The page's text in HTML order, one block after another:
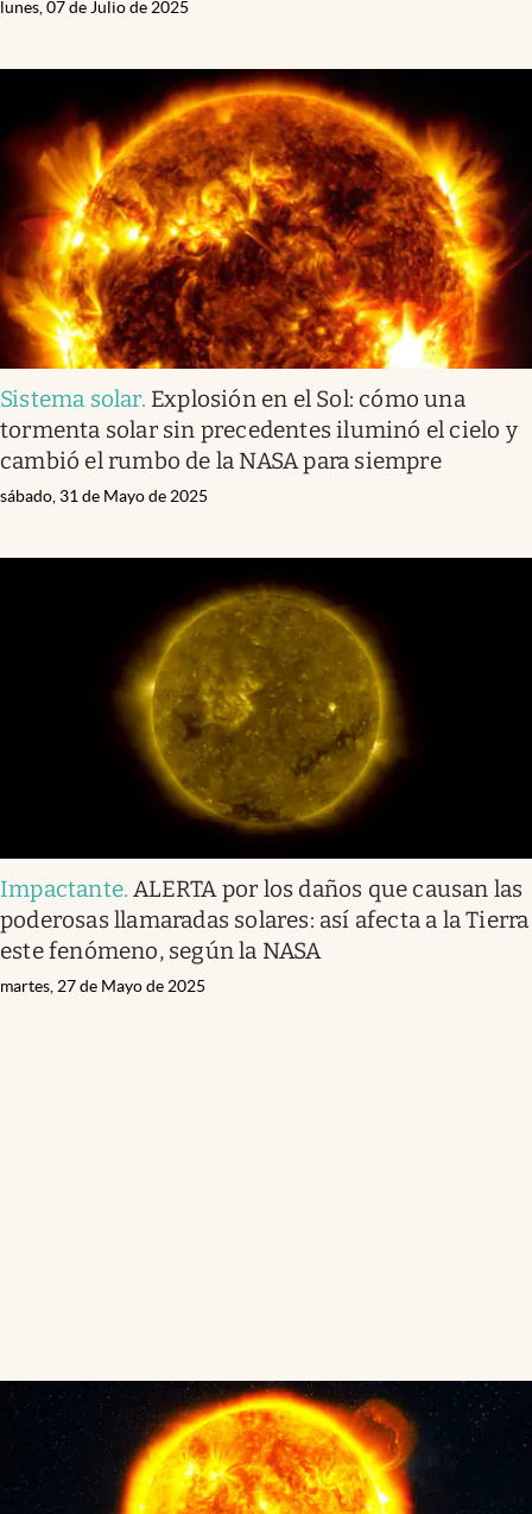
lunes, 07 de Julio de 2025
Sistema solar. Explosión en el Sol: cómo una
tormenta solar sin precedentes iluminó el cielo y
cambió el rumbo de la NASA para siempre
sábado, 31 de Mayo de 2025
Impactante.ALERTA por los daños que causan las
poderosas llamaradas solares: así afecta a la Tierra
este fenómeno, según la NASA
martes, 27 de Mayo de 2025